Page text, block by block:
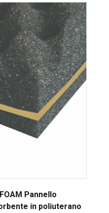
Pannello
in poliuterano